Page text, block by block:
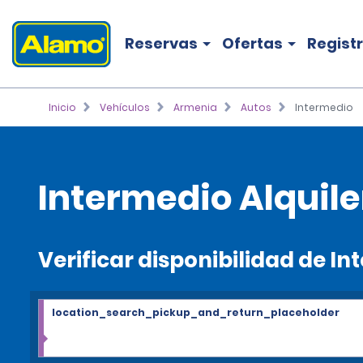
Reservas Ofertas
Inicio Vehículos Armenia Autos Intermedio
Intermedio
Verificar disponibilidad de
location_search_pickup_and_return_placeholder